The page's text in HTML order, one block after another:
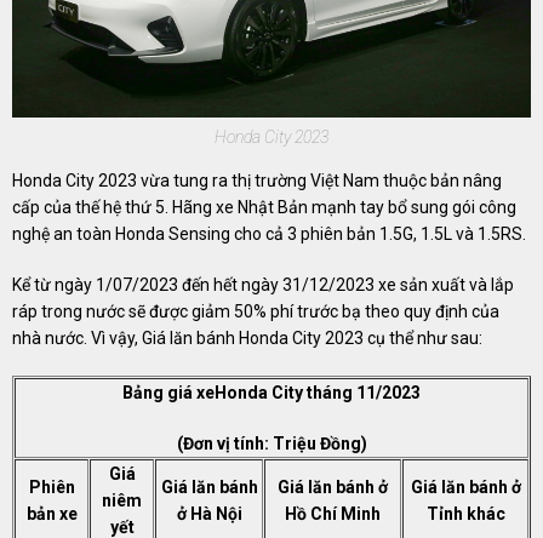
Honda City 2023
Honda City 2023 vừa tung ra thị trường Việt Nam thuộc bản nâng
cấp của thế hệ thứ 5. Hãng xe Nhật Bản mạnh tay bổ sung gói công
nghệ an toàn Honda Sensing cho cả 3 phiên bản 1.5G, 1.5L và 1.5RS.
Kể từ ngày 1/07/2023 đến hết ngày 31/12/2023 xe sản xuất và lắp
ráp trong nước sẽ được giảm 50% phí trước bạ theo quy định của
nhà nước. Vì vậy, Giá lăn bánh Honda City 2023 cụ thể như sau:
Bảng giá xeHonda City tháng 11/2023
(Đơn vị tính: Triệu Đồng)
Phiên
bản xe
Giá
niêm
yết
Giá lăn bánh
ở Hà Nội
Giá lăn bánh ở
Hồ Chí Minh
Giá lăn bánh ở
Tỉnh khác